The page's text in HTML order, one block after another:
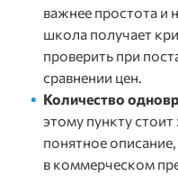
важнее простота и
школа получает
проверить при
сравнении цен.
Количество
этому пункту
понятное
в коммерческом